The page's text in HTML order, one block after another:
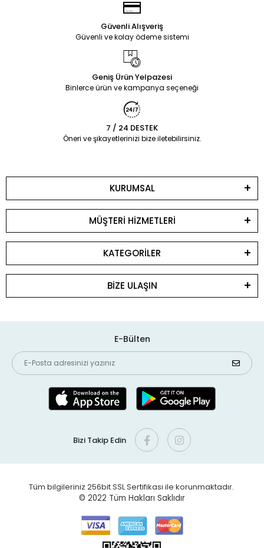
Güvenli Alışveriş
Güvenli ve kolay ödeme sistemi
Geniş Ürün Yelpazesi
Binlerce ürün ve kampanya seçeneği
7 / 24 DESTEK
Öneri ve şikayetlerinizi bize iletebilirsiniz.
KURUMSAL
MÜŞTERİ HİZMETLERİ
KATEGORİLER
BİZE ULAŞIN
E-Bülten
Bizi Takip Edin
Tüm bilgileriniz 256bit SSL Sertifikası ile korunmaktadır.
© 2022 Tüm Hakları Saklıdır